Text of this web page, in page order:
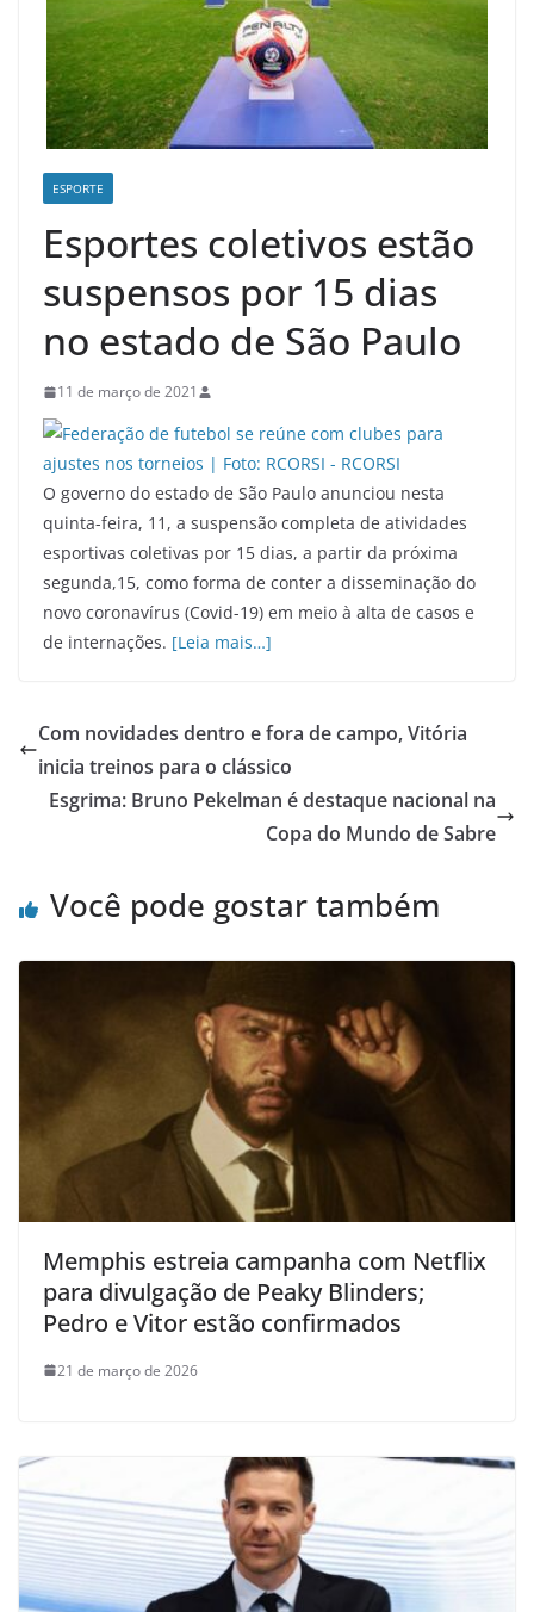
ESPORTE
Esportes coletivos estão
suspensos por 15 dias
no estado de São Paulo
11 de março de 2021
O governo do estado de São Paulo anunciou nesta
quinta-feira, 11, a suspensão completa de atividades
esportivas coletivas por 15 dias, a partir da próxima
segunda,15, como forma de conter a disseminação do
novo coronavírus (Covid-19) em meio à alta de casos e
de internações. [Leia mais…]
Com novidades dentro e fora de campo, Vitória
inicia treinos para o clássico
Esgrima: Bruno Pekelman é destaque nacional na
Copa do Mundo de Sabre
Você pode gostar também
Memphis estreia campanha com Netflix
para divulgação de Peaky Blinders;
Pedro e Vitor estão confirmados
21 de março de 2026